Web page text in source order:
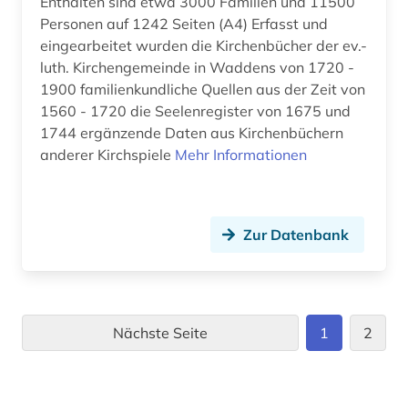
Personen auf 1242 Seiten (A4) Erfasst und
eingearbeitet wurden die Kirchenbücher der ev.-
luth. Kirchengemeinde in Waddens von 1720 -
1900 familienkundliche Quellen aus der Zeit von
1560 - 1720 die Seelenregister von 1675 und
1744 ergänzende Daten aus Kirchenbüchern
anderer Kirchspiele Mehr Informationen
Zur Datenbank
Nächste Seite 1 2